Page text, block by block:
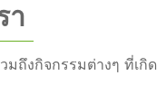
า
มถึงกิจกรรมต่างๆ ที่เกิด